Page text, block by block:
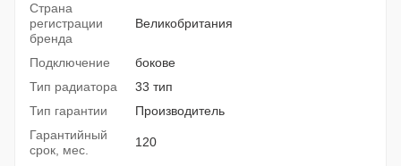
Страна
регистрации
бренда
Великобритания
Подключение
бокове
Тип радиатора
33 тип
Тип гарантии
Производитель
Гарантийный
срок, мес.
120